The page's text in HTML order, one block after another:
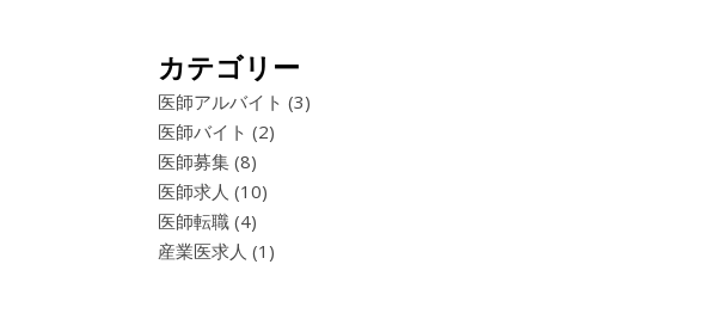
カテゴリー
医師アルバイト (3)
医師バイト (2)
医師募集 (8)
医師求人 (10)
医師転職 (4)
産業医求人 (1)